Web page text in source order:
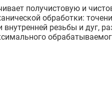
получистовую и
обработки:
резьбы и дуг,